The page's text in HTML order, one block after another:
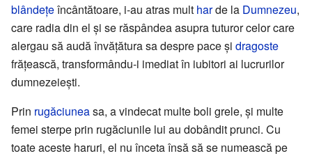
blândețeîncântătoare, i-au atras mult harde la Dumnezeu,
care radia din el și se răspândea asupra tuturor celor care
alergau să audă învățătura sa despre pace și dragoste
frățească, transformându-i imediat în iubitori ai lucrurilor
dumnezeiești.
Prin rugăciuneasa, a vindecat multe boli grele, și multe
femei sterpe prin rugăciunile lui au dobândit prunci. Cu
toate aceste haruri, el nu înceta însă să se numească pe